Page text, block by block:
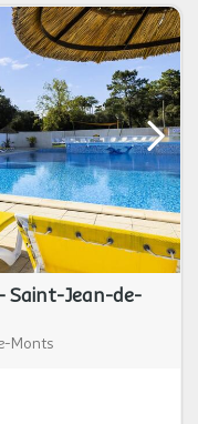
Saint-Jean-de-
Monts